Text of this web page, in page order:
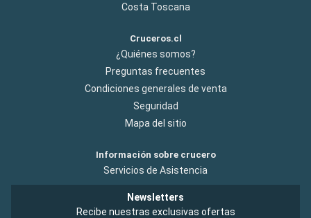
Costa Toscana
Cruceros.cl
¿Quiénes somos?
Preguntas frecuentes
Condiciones generales de venta
Seguridad
Mapa del sitio
Información sobre crucero
Servicios de Asistencia
Newsletters
Recibe nuestras exclusivas ofertas